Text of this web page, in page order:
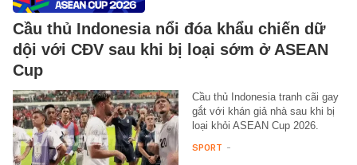
Cầu thủ Indonesia nổi đóa khẩu chiến dữ
dội với CĐV sau khi bị loại sớm ở ASEAN
Cup
Cầu thủ Indonesia tranh cãi gay
gắt với khán giả nhà sau khi bị
loại khỏi ASEAN Cup 2026.
SPORT -